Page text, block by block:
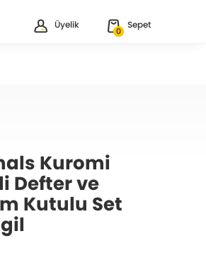
Üyelik
0
Sepet
Kuromi
Defter ve
Kutulu Set